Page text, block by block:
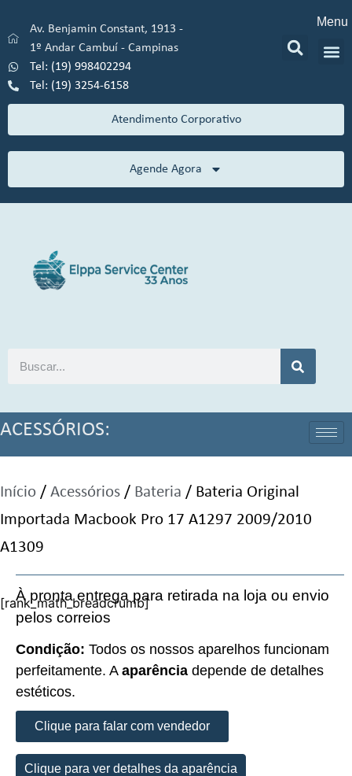
Menu
Av. Benjamin Constant, 1913 -
1º Andar Cambuí - Campinas
Tel: (19) 998402294
Tel: (19) 3254-6158
Atendimento Corporativo
Agende Agora
ACESSÓRIOS:
Início / Acessórios / Bateria / Bateria Original
Importada Macbook Pro 17 A1297 2009/2010
A1309
[rank_math_breadcrumb]
À pronta entrega para retirada na loja ou envio
pelos correios
Condição: Todos os nossos aparelhos funcionam
perfeitamente. A aparência depende de detalhes
estéticos.
Clique para falar com vendedor
Clique para ver detalhes da aparência